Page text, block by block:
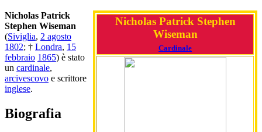
Nicholas Patrick Stephen
Wiseman
Cardinale
Nicholas Patrick
Stephen Wiseman
(Siviglia, 2 agosto
1802; † Londra, 15
febbraio 1865) è stato
un cardinale,
arcivescovo e scrittore
inglese.
Biografia